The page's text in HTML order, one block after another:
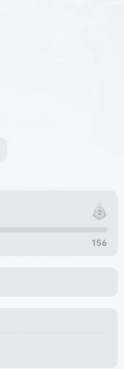
156